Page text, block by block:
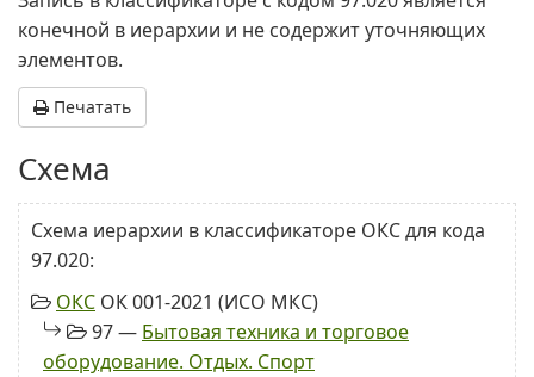
конечной в иерархии и не содержит уточняющих
элементов.
Печатать
Схема
Схема иерархии в классификаторе ОКС для кода
97.020:
ОКС ОК 001-2021 (ИСО МКС)
97 — Бытовая техника и торговое
оборудование. Отдых. Спорт